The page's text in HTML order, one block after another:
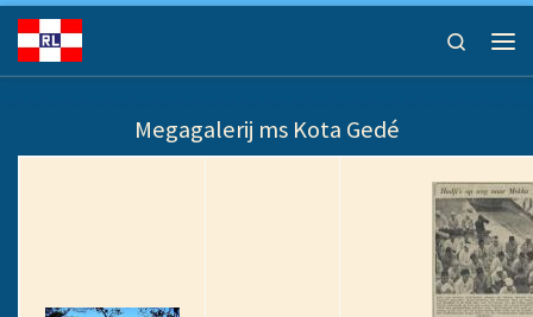
Ga naar inhoud
Search
Megagalerij ms Kota Gedé